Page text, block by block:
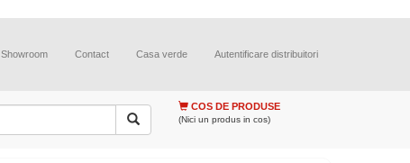
Showroom Contact Casa verde Autentificare distribuitori
COS DE PRODUSE
(Nici un produs in cos)